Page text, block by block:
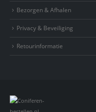
Bezorgen & Afhalen
Privacy & Beveiliging
Retourinformatie